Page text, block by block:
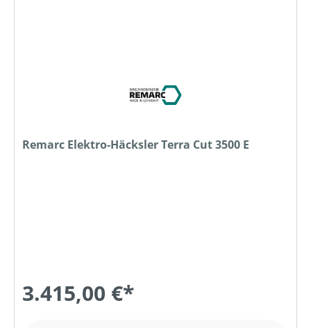
Remarc Elektro-Häcksler Terra Cut 3500 E
3.415,00 €*